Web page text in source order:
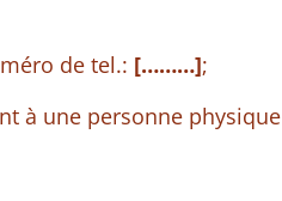
de tel.: [………];
à une personne physique